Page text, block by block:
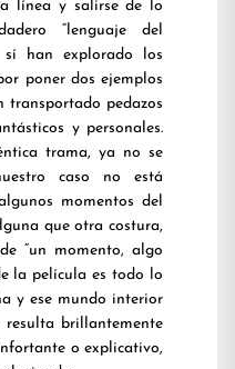
línea y salirse de lo
“lenguaje del
sí han explorado los
poner dos ejemplos
transportado pedazos
y personales.
trama, ya no se
caso no está
momentos del
que otra costura,
“un momento, algo
la película es todo lo
y ese mundo interior
brillantemente
o explicativo,